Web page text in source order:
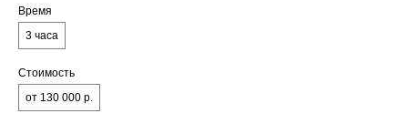
Время
3 часа
Стоимость
от 130 000 р.